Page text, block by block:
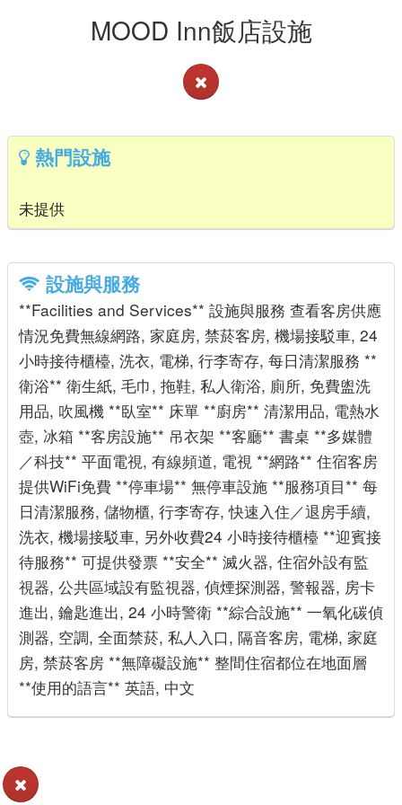
MOOD Inn飯店設施
熱門設施
未提供
設施與服務
**Facilities and Services** 設施與服務 查看客房供應
情況免費無線網路, 家庭房, 禁菸客房, 機場接駁車, 24
小時接待櫃檯, 洗衣, 電梯, 行李寄存, 每日清潔服務 **
衛浴** 衛生紙, 毛巾, 拖鞋, 私人衛浴, 廁所, 免費盥洗
用品, 吹風機 **臥室** 床單 **廚房** 清潔用品, 電熱水
壺, 冰箱 **客房設施** 吊衣架 **客廳** 書桌 **多媒體
／科技** 平面電視, 有線頻道, 電視 **網路** 住宿客房
提供WiFi免費 **停車場** 無停車設施 **服務項目** 每
日清潔服務, 儲物櫃, 行李寄存, 快速入住／退房手續,
洗衣, 機場接駁車, 另外收費24 小時接待櫃檯 **迎賓接
待服務** 可提供發票 **安全** 滅火器, 住宿外設有監
視器, 公共區域設有監視器, 偵煙探測器, 警報器, 房卡
進出, 鑰匙進出, 24 小時警衛 **綜合設施** 一氧化碳偵
測器, 空調, 全面禁菸, 私人入口, 隔音客房, 電梯, 家庭
房, 禁菸客房 **無障礙設施** 整間住宿都位在地面層
**使用的語言** 英語, 中文